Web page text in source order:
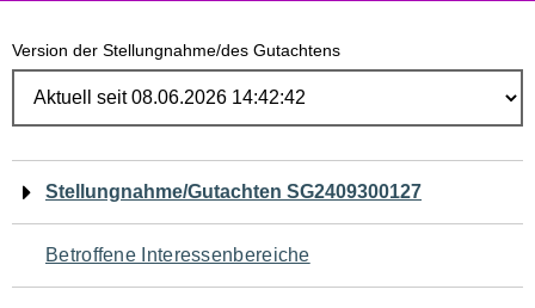
Version der Stellungnahme/des Gutachtens
Navigation
für
den
Stellungnahme/Gutachten SG2409300127
Betroffene Interessenbereiche